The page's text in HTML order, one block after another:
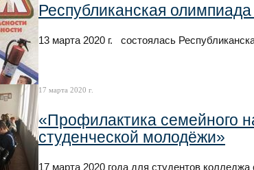
Республиканская
13 марта 2020 г. состоялась
17 марта 2020 г.
«Профилактика семейного
студенческой молодёжи»
17 марта 2020 года для студентов